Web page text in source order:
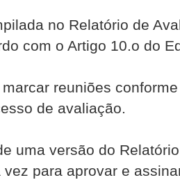
no Relatório de
com o Artigo 10.o do
reuniões
de avaliação.
uma versão do
para aprovar e